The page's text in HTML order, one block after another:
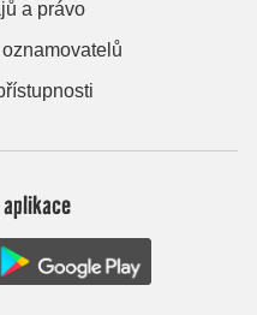
a právo
aplikace